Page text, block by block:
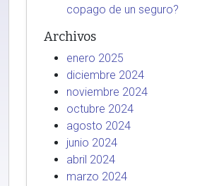
copago de un seguro?
Archivos
enero 2025
diciembre 2024
noviembre 2024
octubre 2024
agosto 2024
junio 2024
abril 2024
marzo 2024